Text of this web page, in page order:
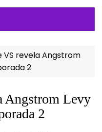
VS revela Angstrom
2
Angstrom Levy
2